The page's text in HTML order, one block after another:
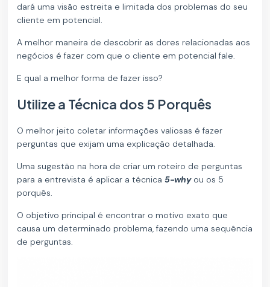
dará uma visão estreita e limitada dos problemas do seu
cliente em potencial.
A melhor maneira de descobrir as dores relacionadas aos
negócios é fazer com que o cliente em potencial fale.
E qual a melhor forma de fazer isso?
Utilize a Técnica dos 5 Porquês
O melhor jeito coletar informações valiosas é fazer
perguntas que exijam uma explicação detalhada.
Uma sugestão na hora de criar um roteiro de perguntas
para a entrevista é aplicar a técnica5-whyou os 5
porquês.
O objetivo principal é encontrar o motivo exato que
causa um determinado problema, fazendo uma sequência
de perguntas.